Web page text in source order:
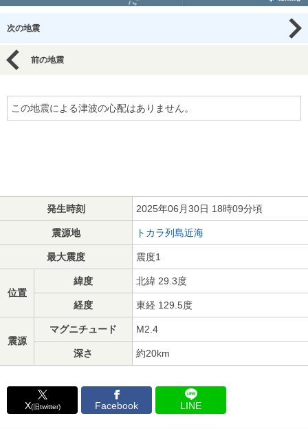
次の地震
前の地震
この地震による津波の心配はありません。
発生時刻 2025年06月30日 18時09分頃
震源地 トカラ列島近海
最大震度 震度1
位置
緯度 北緯 29.3度
経度 東経 129.5度
震源
マグニチュード M2.4
深さ 約20km
X(旧twitter) Facebook LINE